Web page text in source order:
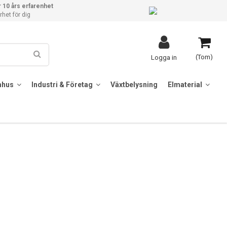
10 års erfarenhet
för dig
(Tom)
Logga in
Industri & Företag Växtbelysning Elmaterial